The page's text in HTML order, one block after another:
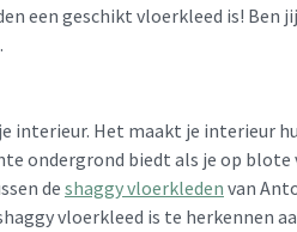
een geschikt vloerkleed is! Ben
interieur. Het maakt je interieur
ondergrond biedt als je op
deshaggy vloerkleden van
vloerkleed is te herkennen